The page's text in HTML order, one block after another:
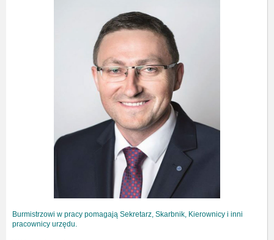
Burmistrzowi w pracy pomagają Sekretarz, Skarbnik, Kierownicy i inni
pracownicy urzędu.